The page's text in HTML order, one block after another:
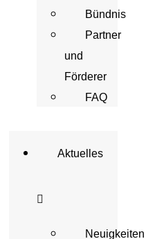
Bündnis
Partner
und
Förderer
FAQ
Aktuelles
Neuigkeiten